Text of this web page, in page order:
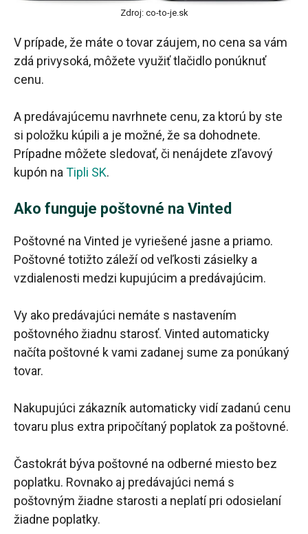
Zdroj: co-to-je.sk
V prípade, že máte o tovar záujem, no cena sa vám
zdá privysoká, môžete využiť tlačidlo ponúknuť
cenu.
A predávajúcemu navrhnete cenu, za ktorú by ste
si položku kúpili a je možné, že sa dohodnete.
Prípadne môžete sledovať, či nenájdete zľavový
kupón na Tipli SK.
Ako funguje poštovné na Vinted
Poštovné na Vinted je vyriešené jasne a priamo.
Poštovné totižto záleží od veľkosti zásielky a
vzdialenosti medzi kupujúcim a predávajúcim.
Vy ako predávajúci nemáte s nastavením
poštovného žiadnu starosť. Vinted automaticky
načíta poštovné k vami zadanej sume za ponúkaný
tovar.
Nakupujúci zákazník automaticky vidí zadanú cenu
tovaru plus extra pripočítaný poplatok za poštovné.
Častokrát býva poštovné na odberné miesto bez
poplatku. Rovnako aj predávajúci nemá s
poštovným žiadne starosti a neplatí pri odosielaní
žiadne poplatky.